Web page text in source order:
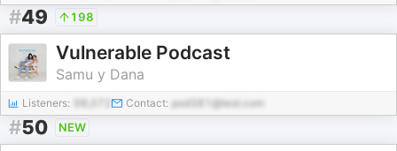
#49 198
Vulnerable Podcast
Samu y Dana
Listeners: Contact: pod381@test.com
#50 NEW